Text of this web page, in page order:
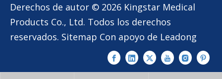
Derechos de autor © 2026 Kingstar Medical
Products Co., Ltd. Todos los derechos
reservados. Sitemap Con apoyo de Leadong